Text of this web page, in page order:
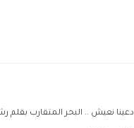
دعينا نعيش .. البحر المتقارب بقلم